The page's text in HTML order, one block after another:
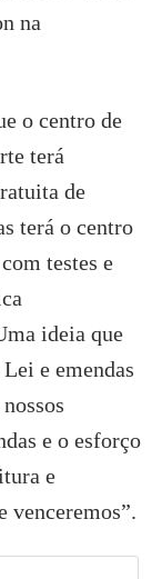
na
o centro de
terá
de
terá o centro
testes e
ideia que
e emendas
e o esforço
e
venceremos”.